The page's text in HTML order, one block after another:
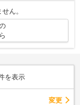
ん。
を表示
変更